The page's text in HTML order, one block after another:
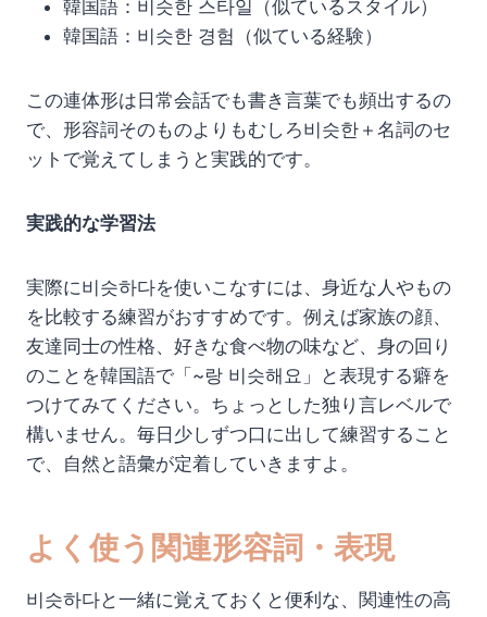
韓国語：비슷한 스타일（似ているスタイル）
韓国語：비슷한 경험（似ている経験）
この連体形は日常会話でも書き言葉でも頻出するの
で、形容詞そのものよりもむしろ비슷한＋名詞のセ
ットで覚えてしまうと実践的です。
実践的な学習法
実際に비슷하다を使いこなすには、身近な人やもの
を比較する練習がおすすめです。例えば家族の顔、
友達同士の性格、好きな食べ物の味など、身の回り
のことを韓国語で「~랑 비슷해요」と表現する癖を
つけてみてください。ちょっとした独り言レベルで
構いません。毎日少しずつ口に出して練習すること
で、自然と語彙が定着していきますよ。
よく使う関連形容詞・表現
비슷하다と一緒に覚えておくと便利な、関連性の高